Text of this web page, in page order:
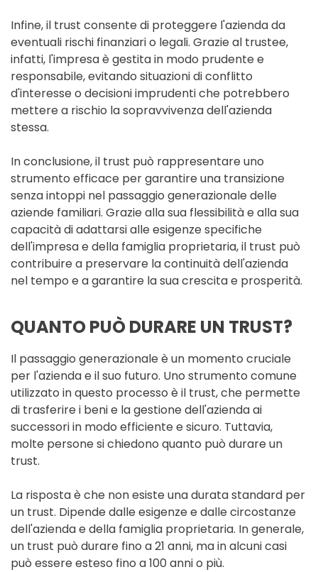
Infine, il trust consente di proteggere l'azienda da
eventuali rischi finanziari o legali. Grazie al trustee,
infatti, l'impresa è gestita in modo prudente e
responsabile, evitando situazioni di conflitto
d'interesse o decisioni imprudenti che potrebbero
mettere a rischio la sopravvivenza dell'azienda
stessa.
In conclusione, il trust può rappresentare uno
strumento efficace per garantire una transizione
senza intoppi nel passaggio generazionale delle
aziende familiari. Grazie alla sua flessibilità e alla sua
capacità di adattarsi alle esigenze specifiche
dell'impresa e della famiglia proprietaria, il trust può
contribuire a preservare la continuità dell'azienda
nel tempo e a garantire la sua crescita e prosperità.
QUANTO PUÒ DURARE UN TRUST?
Il passaggio generazionale è un momento cruciale
per l'azienda e il suo futuro. Uno strumento comune
utilizzato in questo processo è il trust, che permette
di trasferire i beni e la gestione dell'azienda ai
successori in modo efficiente e sicuro. Tuttavia,
molte persone si chiedono quanto può durare un
trust.
La risposta è che non esiste una durata standard per
un trust. Dipende dalle esigenze e dalle circostanze
dell'azienda e della famiglia proprietaria. In generale,
un trust può durare fino a 21 anni, ma in alcuni casi
può essere esteso fino a 100 anni o più.